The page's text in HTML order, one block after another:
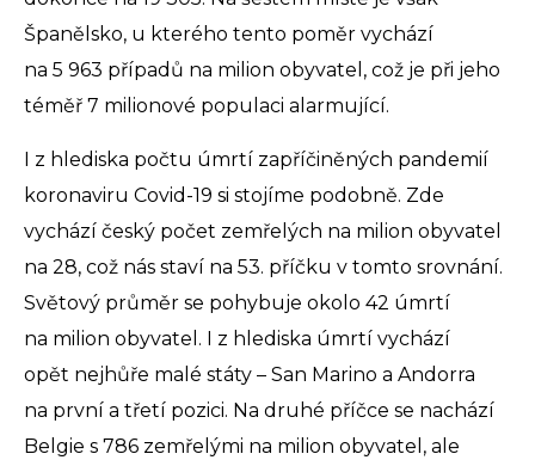
Španělsko, u kterého tento poměr vychází
na 5 963 případů na milion obyvatel, což je při jeho
téměř 7 milionové populaci alarmující.
I z hlediska počtu úmrtí zapříčiněných pandemií
koronaviru Covid-19 si stojíme podobně. Zde
vychází český počet zemřelých na milion obyvatel
na 28, což nás staví na 53. příčku v tomto srovnání.
Světový průměr se pohybuje okolo 42 úmrtí
na milion obyvatel. I z hlediska úmrtí vychází
opět nejhůře malé státy – San Marino a Andorra
na první a třetí pozici. Na druhé příčce se nachází
Belgie s 786 zemřelými na milion obyvatel, ale